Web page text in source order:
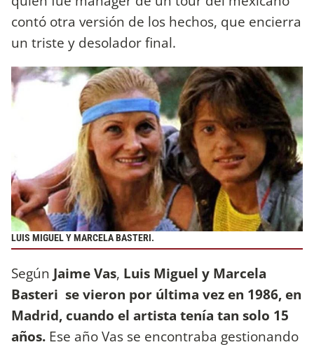
contó otra versión de los hechos, que encierra
un triste y desolador final.
LUIS MIGUEL Y MARCELA BASTERI.
Según Jaime Vas, Luis Miguel y Marcela
Basteri se vieron por última vez en 1986, en
Madrid, cuando el artista tenía tan solo 15
años. Ese año Vas se encontraba gestionando